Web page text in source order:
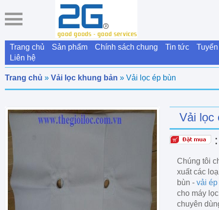
Trang chủ Sản phẩm Chính sách chung Tin tức
Liên hệ
Trang chủ » Vải lọc khung bản » Vải lọc ép bùn
Vải lọc
Chúng tôi
xuất các
bùn - vải ép
cho máy
chuyên